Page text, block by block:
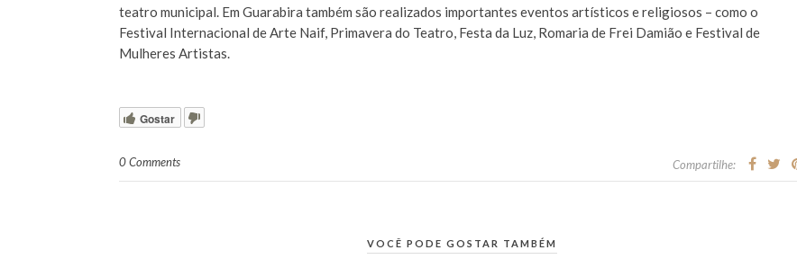
teatro municipal. Em Guarabira também são realizados importantes eventos artísticos e religiosos – como o
Festival Internacional de Arte Naif, Primavera do Teatro, Festa da Luz, Romaria de Frei Damião e Festival de
Mulheres Artistas.
Gostar
0 Comments Compartilhe:
VOCÊ PODE GOSTAR TAMBÉM